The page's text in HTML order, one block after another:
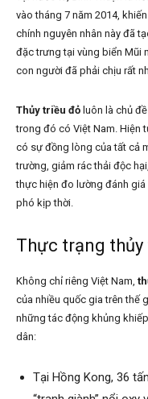
vào tháng 7 năm 2014,
chính nguyên nhân này đã
đặc trưng tại vùng biển Mũi
con người đã phải chịu rất
Thủy triều đỏ luôn là chủ
trong đó có Việt Nam. Hiện
có sự đồng lòng của tất cả
trường, giảm rác thải độc
thực hiện đo lường đánh
phó kịp thời.
Thực trạng
Không chỉ riêng Việt Nam,
của nhiều quốc gia trên thế
những tác động khủng
dân:
Tại Hồng Kong, 36